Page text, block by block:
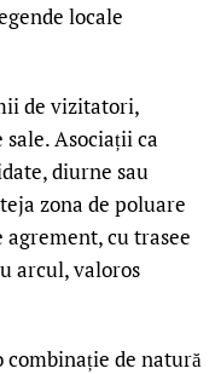
locale
de vizitatori,
Asociații ca
diurne sau
zona de poluare
agrement, cu trasee
arcul, valoros
combinație de natură